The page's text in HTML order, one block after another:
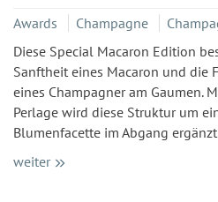
Awards Champagne
Diese Special Macaron Edition
Sanftheit eines Macaron und die
eines Champagner am Gaumen.
Perlage wird diese Struktur um
Blumenfacette im Abgang
weiter